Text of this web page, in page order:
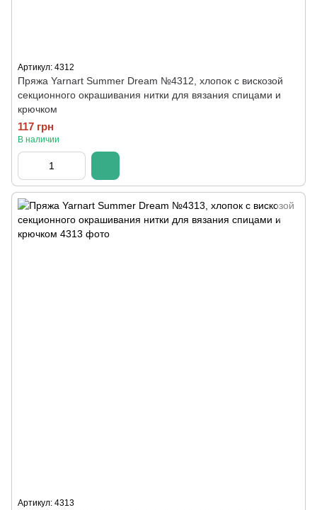
Артикул: 4312
Пряжа Yarnart Summer Dream №4312, хлопок с вискозой
секционного окрашивания нитки для вязания спицами и
крючком
117 грн
В наличии
Артикул: 4313